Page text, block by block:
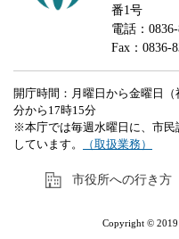
番1号
電話：
Fax：0836-
開庁時間：月曜日から金曜日
分から17時15分
※本庁では毎週水曜日に、市
しています。
（取扱業務）
市役所への行き方
Copyright © 2019